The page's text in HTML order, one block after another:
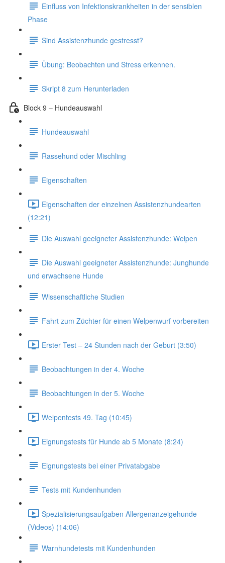
Einfluss von Infektionskrankheiten in der sensiblen
Phase
Sind Assistenzhunde gestresst?
Übung: Beobachten und Stress erkennen.
Skript 8 zum Herunterladen
Block 9 – Hundeauswahl
Hundeauswahl
Rassehund oder Mischling
Eigenschaften
Eigenschaften der einzelnen Assistenzhundearten
(12:21)
Die Auswahl geeigneter Assistenzhunde: Welpen
Die Auswahl geeigneter Assistenzhunde: Junghunde
und erwachsene Hunde
Wissenschaftliche Studien
Fahrt zum Züchter für einen Welpenwurf vorbereiten
Erster Test – 24 Stunden nach der Geburt (3:50)
Beobachtungen in der 4. Woche
Beobachtungen in der 5. Woche
Welpentests 49. Tag (10:45)
Eignungstests für Hunde ab 5 Monate (8:24)
Eignungstests bei einer Privatabgabe
Tests mit Kundenhunden
Spezialisierungsaufgaben Allergenanzeigehunde
(Videos) (14:06)
Warnhundetests mit Kundenhunden